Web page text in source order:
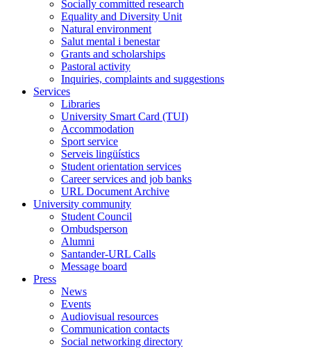
Socially committed research
Equality and Diversity Unit
Natural environment
Salut mental i benestar
Grants and scholarships
Pastoral activity
Inquiries, complaints and suggestions
Services
Libraries
University Smart Card (TUI)
Accommodation
Sport service
Serveis lingüístics
Student orientation services
Career services and job banks
URL Document Archive
University community
Student Council
Ombudsperson
Alumni
Santander-URL Calls
Message board
Press
News
Events
Audiovisual resources
Communication contacts
Social networking directory